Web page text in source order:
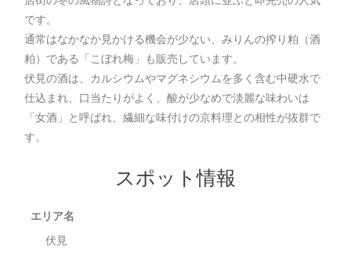
です。
通常はなかなか見かける機会が少ない、みりんの搾り粕（酒
粕）である「こぼれ梅」も販売しています。
伏見の酒は、カルシウムやマグネシウムを多く含む中硬水で
仕込まれ、口当たりがよく、酸が少なめで淡麗な味わいは
「女酒」と呼ばれ、繊細な味付けの京料理との相性が抜群で
す。
スポット情報
エリア名
伏見